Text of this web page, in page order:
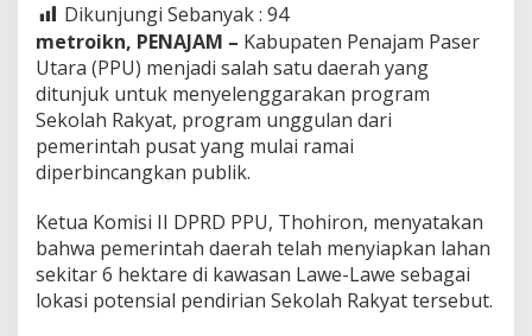
Dikunjungi Sebanyak : 94
metroikn, PENAJAM – Kabupaten Penajam Paser
Utara (PPU) menjadi salah satu daerah yang
ditunjuk untuk menyelenggarakan program
Sekolah Rakyat, program unggulan dari
pemerintah pusat yang mulai ramai
diperbincangkan publik.
Ketua Komisi II DPRD PPU, Thohiron, menyatakan
bahwa pemerintah daerah telah menyiapkan lahan
sekitar 6 hektare di kawasan Lawe-Lawe sebagai
lokasi potensial pendirian Sekolah Rakyat tersebut.